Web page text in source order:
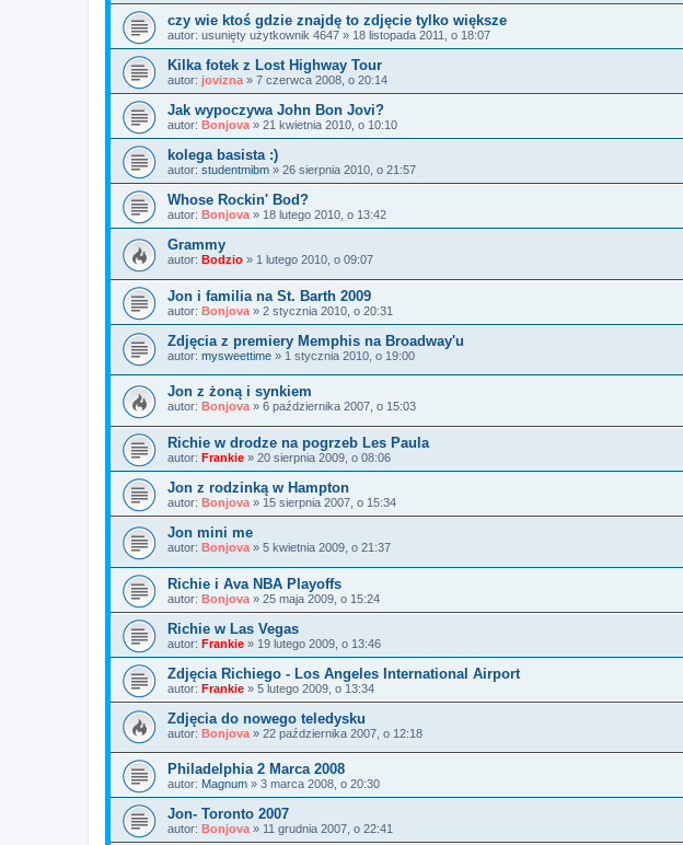
czy wie ktoś gdzie znajdę to zdjęcie tylko większe
autor: usunięty użytkownik 4647 » 18 listopada 2011, o 18:07
Kilka fotek z Lost Highway Tour
autor: jovizna » 7 czerwca 2008, o 20:14
Jak wypoczywa John Bon Jovi?
autor: Bonjova » 21 kwietnia 2010, o 10:10
kolega basista :)
autor: studentmibm » 26 sierpnia 2010, o 21:57
Whose Rockin' Bod?
autor: Bonjova » 18 lutego 2010, o 13:42
Grammy
autor: Bodzio » 1 lutego 2010, o 09:07
Jon i familia na St. Barth 2009
autor: Bonjova » 2 stycznia 2010, o 20:31
Zdjęcia z premiery Memphis na Broadway'u
autor: mysweettime » 1 stycznia 2010, o 19:00
Jon z żoną i synkiem
autor: Bonjova » 6 października 2007, o 15:03
Richie w drodze na pogrzeb Les Paula
autor: Frankie » 20 sierpnia 2009, o 08:06
Jon z rodzinką w Hampton
autor: Bonjova » 15 sierpnia 2007, o 15:34
Jon mini me
autor: Bonjova » 5 kwietnia 2009, o 21:37
Richie i Ava NBA Playoffs
autor: Bonjova » 25 maja 2009, o 15:24
Richie w Las Vegas
autor: Frankie » 19 lutego 2009, o 13:46
Zdjęcia Richiego - Los Angeles International Airport
autor: Frankie » 5 lutego 2009, o 13:34
Zdjęcia do nowego teledysku
autor: Bonjova » 22 października 2007, o 12:18
Philadelphia 2 Marca 2008
autor: Magnum » 3 marca 2008, o 20:30
Jon- Toronto 2007
autor: Bonjova » 11 grudnia 2007, o 22:41